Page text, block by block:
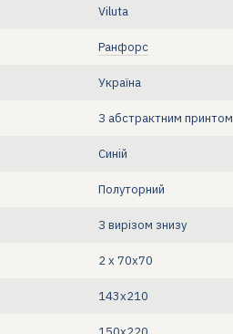
Viluta
Ранфорс
Україна
З абстрактним принтом
Синій
Полуторний
З вирізом знизу
2 х 70х70
143x210